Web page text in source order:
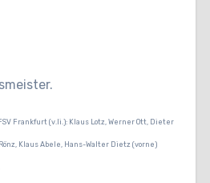
Frankfurt (v.li.): Klaus Lotz, Werner Ott, Dieter
Klaus Abele, Hans-Walter Dietz (vorne)